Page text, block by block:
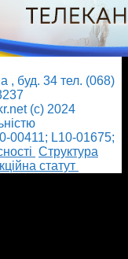
, буд. 34 тел. (068)
(с) 2024
00411; L10-01675;
Cтруктура
статут